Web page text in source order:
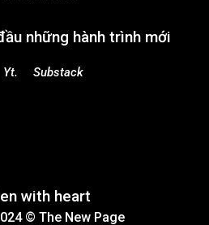
những hành trình mới
Yt. Substack
with heart
© The New Page